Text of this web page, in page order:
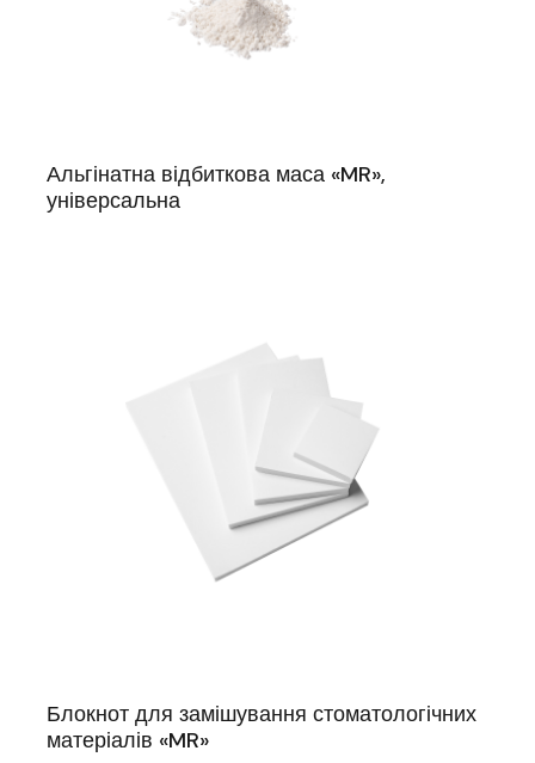
Альгінатна відбиткова маса «MR»,
універсальна
Блокнот для замішування стоматологічних
матеріалів «MR»